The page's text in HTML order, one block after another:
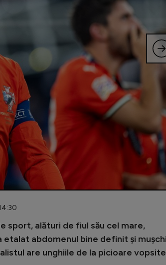
sport, alături de fiul său cel mare,
etalat abdomenul bine definit și
are unghiile de la picioare